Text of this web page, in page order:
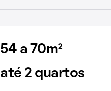
54 a 70m²
até 2 quartos